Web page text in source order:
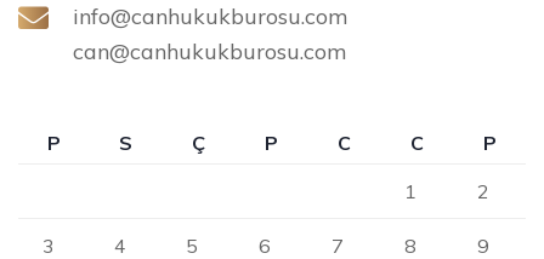
info@canhukukburosu.com
can@canhukukburosu.com
P S Ç P C C
P
1
2
3 4 5 6 7 8 9